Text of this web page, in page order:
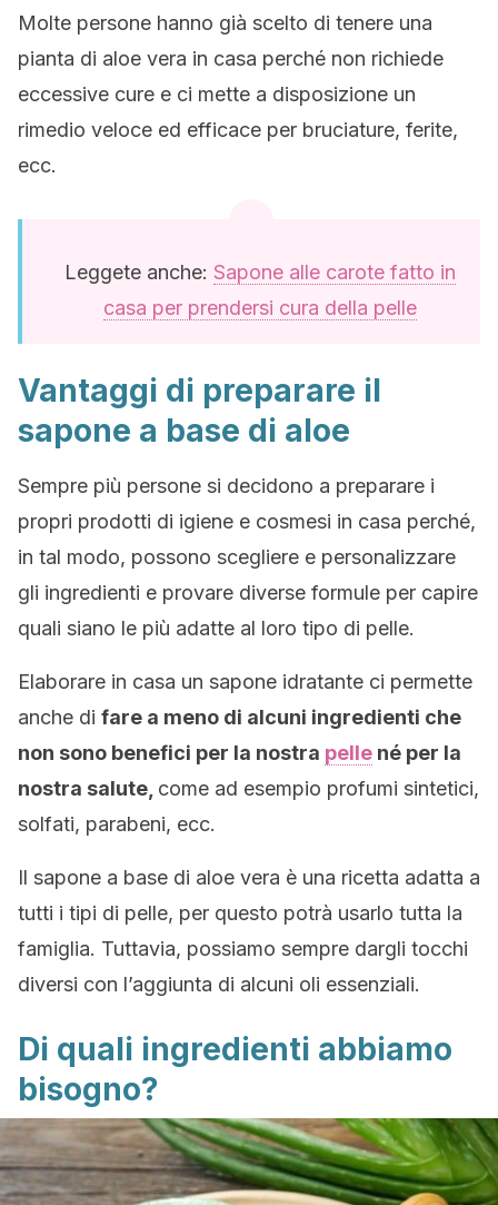
Molte persone hanno già scelto di tenere una
pianta di aloe vera in casa perché non richiede
eccessive cure e ci mette a disposizione un
rimedio veloce ed efficace per bruciature, ferite,
ecc.
Leggete anche: Sapone alle carote fatto in
casa per prendersi cura della pelle
Vantaggi di preparare il
sapone a base di aloe
Sempre più persone si decidono a preparare i
propri prodotti di igiene e cosmesi in casa perché,
in tal modo, possono scegliere e personalizzare
gli ingredienti e provare diverse formule per capire
quali siano le più adatte al loro tipo di pelle.
Elaborare in casa un sapone idratante ci permette
anche di fare a meno di alcuni ingredienti che
non sono benefici per la nostra pelle né per la
nostra salute, come ad esempio profumi sintetici,
solfati, parabeni, ecc.
Il sapone a base di aloe vera è una ricetta adatta a
tutti i tipi di pelle, per questo potrà usarlo tutta la
famiglia. Tuttavia, possiamo sempre dargli tocchi
diversi con l’aggiunta di alcuni oli essenziali.
Di quali ingredienti abbiamo
bisogno?